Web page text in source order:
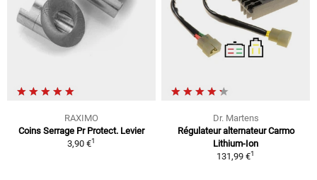
RAXIMO
Coins Serrage Pr Protect. Levier
3,90 €1
Dr. Martens
Régulateur alternateur Carmo
Lithium-Ion
131,99 €1